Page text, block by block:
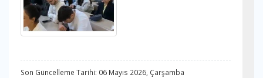
Son Güncelleme Tarihi: 06 Mayıs 2026, Çarşamba